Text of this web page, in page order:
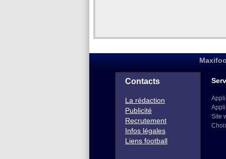
Contacts
La rédaction
Publicité
Recrutement
Infos légales
Liens football
Site